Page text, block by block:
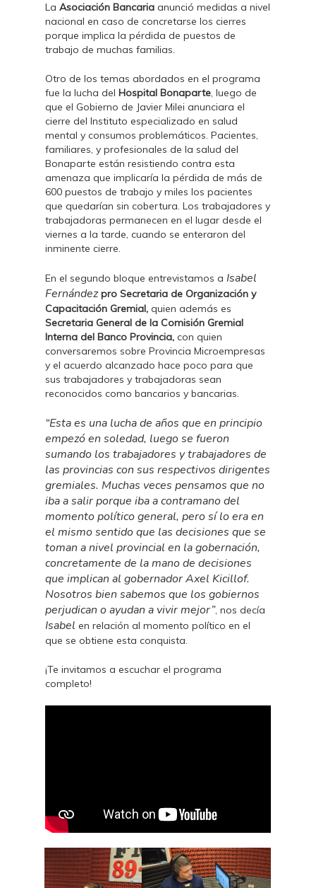
LaAsociación Bancaria anunció medidas a nivel
nacional en caso de concretarse los cierres
porque implica la pérdida de puestos de
trabajo de muchas familias.
Otro de los temas abordados en el programa
fue la lucha delHospital Bonaparte, luego de
que el Gobierno de Javier Milei anunciara el
cierre del Instituto especializado en salud
mental y consumos problemáticos. Pacientes,
familiares, y profesionales de la salud del
Bonaparte están resistiendo contra esta
amenaza que implicaría la pérdida de más de
600 puestos de trabajo y miles los pacientes
que quedarían sin cobertura. Los trabajadores y
trabajadoras permanecen en el lugar desde el
viernes a la tarde, cuando se enteraron del
inminente cierre.
En el segundo bloque entrevistamos a Isabel
Fernándezpro Secretaria de Organización y
Capacitación Gremial,quien además es
Secretaria General de la Comisión Gremial
Interna del Banco Provincia,con quien
conversaremos sobre Provincia Microempresas
y el acuerdo alcanzado hace poco para que
sus trabajadores y trabajadoras sean
reconocidos como bancarios y bancarias.
“Esta es una lucha de años que en principio
empezó en soledad, luego se fueron
sumando los trabajadores y trabajadores de
las provincias con sus respectivos dirigentes
gremiales. Muchas veces pensamos que no
iba a salir porque iba a contramano del
momento político general, pero sí lo era en
el mismo sentido que las decisiones que se
toman a nivel provincial en la gobernación,
concretamente de la mano de decisiones
que implican al gobernador Axel Kicillof.
Nosotros bien sabemos que los gobiernos
perjudican o ayudan a vivir mejor”, nos decía
Isabel en relación al momento político en el
que se obtiene esta conquista.
¡Te invitamos a escuchar el programa
completo!